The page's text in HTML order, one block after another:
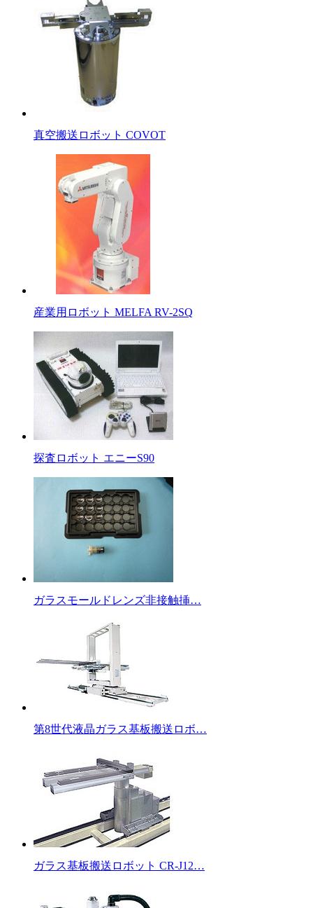
真空搬送ロボット COVOT
産業用ロボット MELFA RV-2SQ
探査ロボット エニーS90
ガラスモールドレンズ非接触挿…
第8世代液晶ガラス基板搬送ロボ…
ガラス基板搬送ロボット CR-J12…